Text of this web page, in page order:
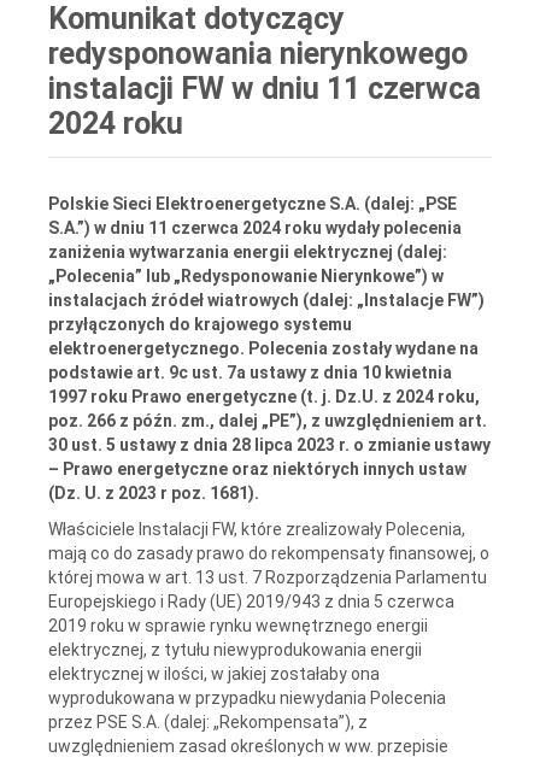
Komunikat dotyczący
redysponowania nierynkowego
instalacji FW w dniu 11 czerwca
2024 roku
Polskie Sieci Elektroenergetyczne S.A. (dalej: „PSE
S.A.”) w dniu 11 czerwca 2024 roku wydały polecenia
zaniżenia wytwarzania energii elektrycznej (dalej:
„Polecenia” lub „Redysponowanie Nierynkowe”) w
instalacjach źródeł wiatrowych (dalej: „Instalacje FW”)
przyłączonych do krajowego systemu
elektroenergetycznego. Polecenia zostały wydane na
podstawie art. 9c ust. 7a ustawy z dnia 10 kwietnia
1997 roku Prawo energetyczne (t. j. Dz.U. z 2024 roku,
poz. 266 z późn. zm., dalej „PE”), z uwzględnieniem art.
30 ust. 5 ustawy z dnia 28 lipca 2023 r. o zmianie ustawy
– Prawo energetyczne oraz niektórych innych ustaw
(Dz. U. z 2023 r poz. 1681).
Właściciele Instalacji FW, które zrealizowały Polecenia,
mają co do zasady prawo do rekompensaty finansowej, o
której mowa w art. 13 ust. 7 Rozporządzenia Parlamentu
Europejskiego i Rady (UE) 2019/943 z dnia 5 czerwca
2019 roku w sprawie rynku wewnętrznego energii
elektrycznej, z tytułu niewyprodukowania energii
elektrycznej w ilości, w jakiej zostałaby ona
wyprodukowana w przypadku niewydania Polecenia
przez PSE S.A. (dalej: „Rekompensata”), z
uwzględnieniem zasad określonych w ww. przepisie